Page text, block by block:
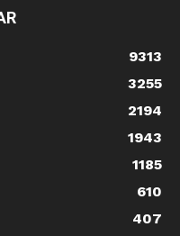
9313
3255
2194
1943
1185
610
407